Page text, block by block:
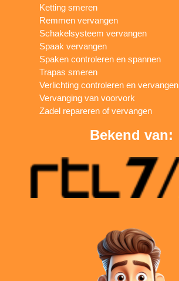
Ketting smeren
Remmen vervangen
Schakelsysteem vervangen
Spaak vervangen
Spaken controleren en spannen
Trapas smeren
Verlichting controleren en vervangen
Vervanging van voorvork
Zadel repareren of vervangen
Bekend van: